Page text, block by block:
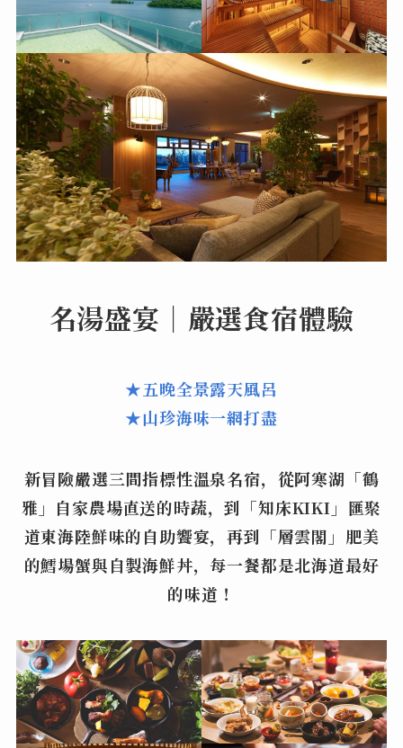
名湯盛宴｜嚴選食宿體驗
★五晚全景露天風呂
★山珍海味一網打盡
新冒險嚴選三間指標性溫泉名宿，從阿寒湖「鶴
雅」自家農場直送的時蔬，到「知床KIKI」匯聚
道東海陸鮮味的自助饗宴，再到「層雲閣」肥美
的鱈場蟹與自製海鮮丼，每一餐都是北海道最好
的味道！